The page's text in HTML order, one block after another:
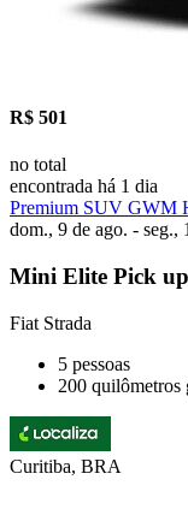
R$ 501
no total
encontrada há 1 dia
Premium SUV GWM
dom., 9 de ago. - seg.,
Mini Elite Pick
Fiat Strada
5 pessoas
200 quilômetros
Curitiba, BRA